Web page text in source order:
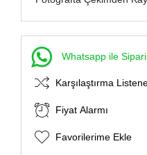
Whatsapp ile
Karşılaştırma
Fiyat Alarmı
Favorilerime Ekle